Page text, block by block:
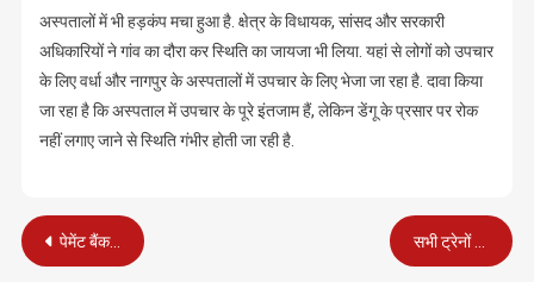
अस्पतालों में भी हड़कंप मचा हुआ है. क्षेत्र के विधायक, सांसद और सरकारी
अधिकारियों ने गांव का दौरा कर स्थिति का जायजा भी लिया. यहां से लोगों को उपचार
के लिए वर्धा और नागपुर के अस्पतालों में उपचार के लिए भेजा जा रहा है. दावा किया
जा रहा है कि अस्पताल में उपचार के पूरे इंतजाम हैं, लेकिन डेंगू के प्रसार पर रोक
नहीं लगाए जाने से स्थिति गंभीर होती जा रही है.
Post
पेमेंट बैंक का सीआरओ 3 लाख की लूट का शिकार